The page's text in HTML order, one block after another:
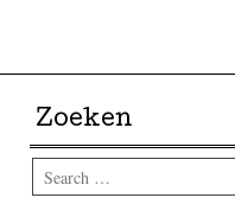
Zoeken
Search